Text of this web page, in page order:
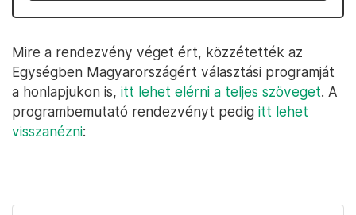
Mire a rendezvény véget ért, közzétették az
Egységben Magyarországért választási programját
a honlapjukon is, itt lehet elérni a teljes szöveget. A
programbemutató rendezvényt pedig itt lehet
visszanézni: